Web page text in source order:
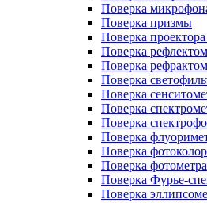
Поверка
Поверка призмы
Поверка
Поверка
Поверка
Поверка
Поверка
Поверка
Поверка
Поверка
Поверка
Поверка фотометра
Поверка Фурье-
Поверка